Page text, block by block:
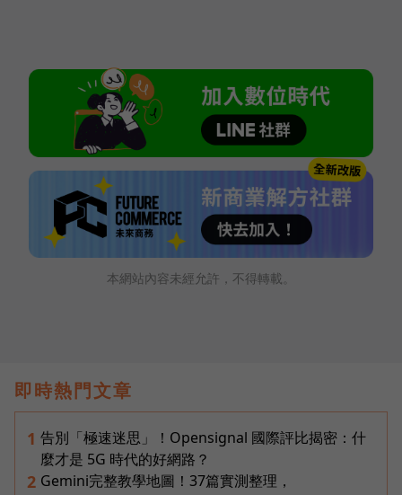
本網站內容未經允許，不得轉載。
即時熱門文章
1 告別「極速迷思」！Opensignal 國際評比揭密：什
麼才是 5G 時代的好網路？
2 Gemini完整教學地圖！37篇實測整理，